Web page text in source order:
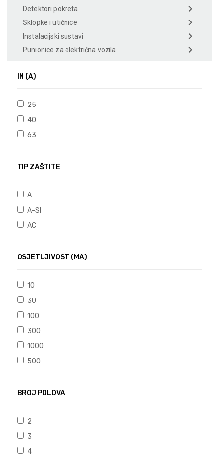
Detektori pokreta
Sklopke i utičnice
Instalacijski sustavi
Punionice za električna vozila
IN (A)
25
40
63
TIP ZAŠTITE
A
A-SI
AC
OSJETLJIVOST (MA)
10
30
100
300
1000
500
BROJ POLOVA
2
3
4